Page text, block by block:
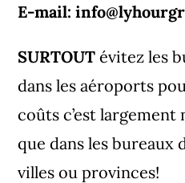
E-mail:
SURTOUT évitez les
dans les aéroports
coûts c’est
que dans les bureaux
villes ou provinces!